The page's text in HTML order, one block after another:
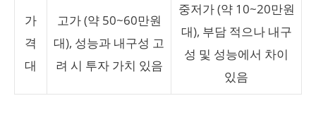
가
격
대
고가 (약 50~60만원
대), 성능과 내구성 고
려 시 투자 가치 있음
중저가 (약 10~20만원
대), 부담 적으나 내구
성 및 성능에서 차이
있음